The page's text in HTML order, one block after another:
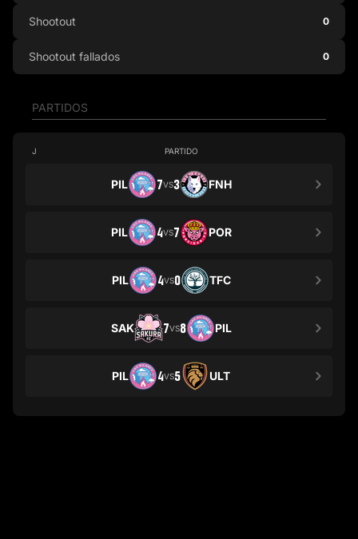
PARTIDOS
J PARTIDO
PIL 7VS3 FNH
PIL 4VS7 POR
PIL 4VS0 TFC
SAK 7VS8 PIL
PIL 4VS5 ULT
Shootout 0
Shootout fallados 0